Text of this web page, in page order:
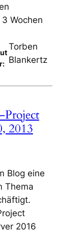
Wochen
Torben
Blankertz
2013
Blog eine
Thema
2016